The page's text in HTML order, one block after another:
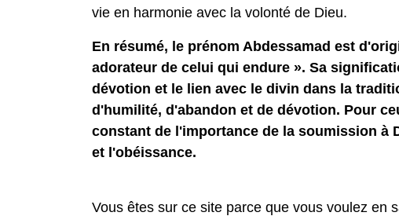
vie en harmonie avec la volonté de Dieu.
En résumé, le prénom Abdessamad est
adorateur de celui qui endure ». Sa
dévotion et le lien avec le divin dans la
d'humilité, d'abandon et de dévotion. Pour
constant de l'importance de la soumission à
et l'obéissance.
Vous êtes sur ce site parce que vous voulez en